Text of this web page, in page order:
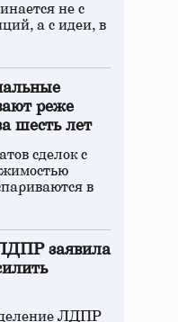
не с
а с идеи, в
реже
шесть лет
сделок с
в
заявила
ЛДПР